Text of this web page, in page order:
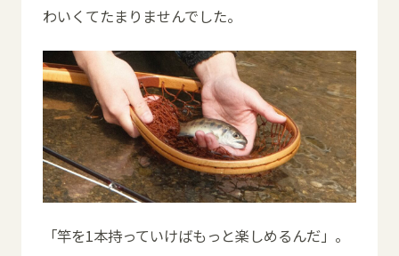
わいくてたまりませんでした。
「竿を1本持っていけばもっと楽しめるんだ」。